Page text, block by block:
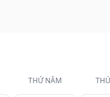
THỨ NĂM